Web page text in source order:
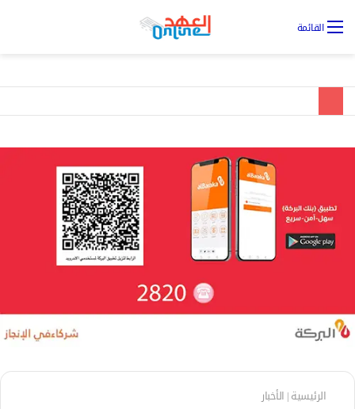
القائمة
الرئيسية| الأخبار